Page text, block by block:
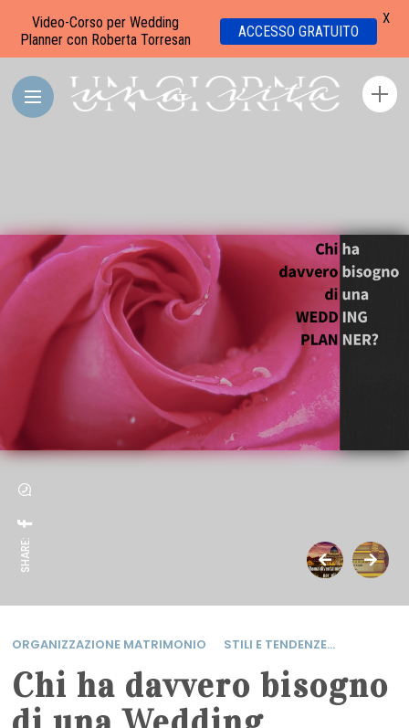
SHARE:
ORGANIZZAZIONE MATRIMONIO STILI E TENDENZE...
Chi ha davvero bisogno
Video-Corso per Wedding
Planner con Roberta Torresan
ACCESSO GRATUITO
X